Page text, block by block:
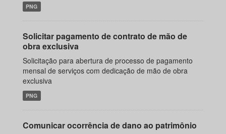
PNG
Solicitar pagamento de contrato de mão de
obra exclusiva
Solicitação para abertura de processo de pagamento
mensal de serviços com dedicação de mão de obra
exclusiva
PNG
Comunicar ocorrência de dano ao patrimônio